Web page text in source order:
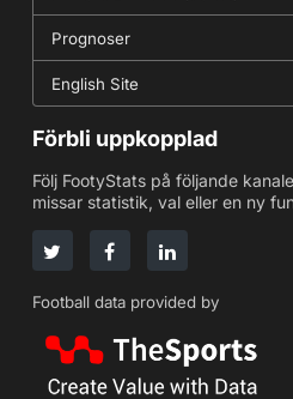
Prognoser
English Site
Förbli uppkopplad
Följ FootyStats på följande
missar statistik, val eller en ny
Football data provided by